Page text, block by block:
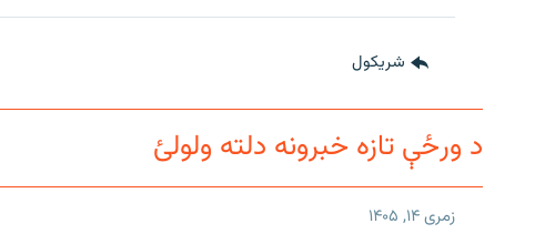
شريکول
د ورځې تازه خبرونه دلته ولولئ
زمری ۱۴, ۱۴۰۵